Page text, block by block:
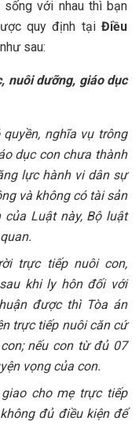
sống với nhau thì bạn
quy định tại Điều
như sau:
nuôi dưỡng, giáo dục
nghĩa vụ trông
dục con chưa thành
lực hành vi dân sự
và không có tài sản
Luật này, Bộ luật
trực tiếp nuôi con,
khi ly hôn đối với
được thì Tòa án
trực tiếp nuôi căn cứ
nếu con từ đủ 07
vọng của con.
cho mẹ trực tiếp
đủ điều kiện để